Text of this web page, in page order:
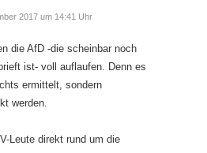
2017 um 14:41 Uhr
die AfD -die scheinbar noch
ist- voll auflaufen. Denn es
ermittelt, sondern
werden.
Leute direkt rund um die